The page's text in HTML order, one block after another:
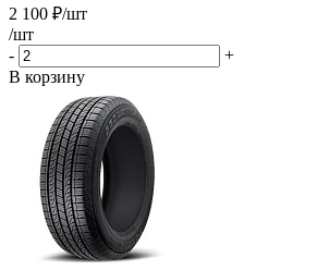
2 100 ₽/шт
/шт
-
+
В корзину